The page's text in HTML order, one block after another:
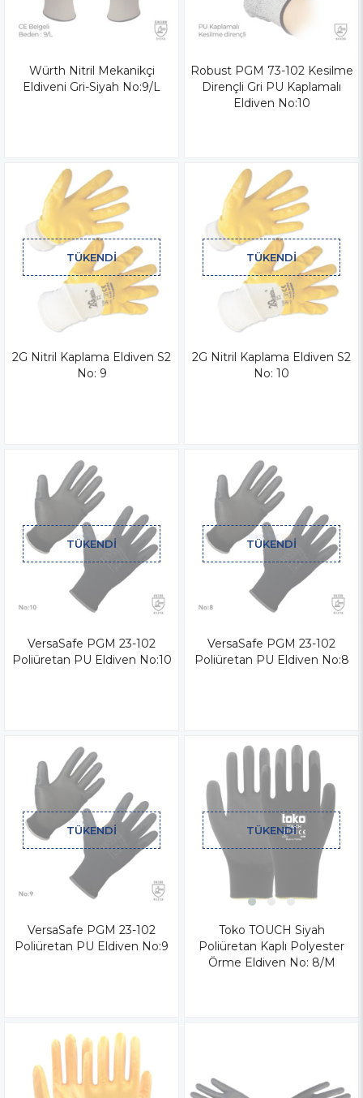
Würth Nitril Mekanikçi
Eldiveni Gri-Siyah No:9/L
Robust PGM 73-102 Kesilme
Dirençli Gri PU Kaplamalı
Eldiven No:10
TÜKENDI
2G Nitril Kaplama Eldiven S2
No: 9
TÜKENDI
2G Nitril Kaplama Eldiven S2
No: 10
TÜKENDI
VersaSafe PGM 23-102
Poliüretan PU Eldiven No:10
TÜKENDI
VersaSafe PGM 23-102
Poliüretan PU Eldiven No:8
TÜKENDI
VersaSafe PGM 23-102
Poliüretan PU Eldiven No:9
TÜKENDI
Toko TOUCH Siyah
Poliüretan Kaplı Polyester
Örme Eldiven No: 8/M